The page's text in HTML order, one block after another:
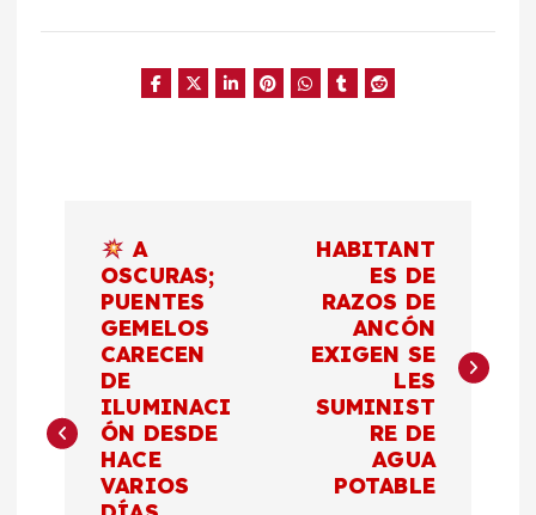
e
g
A
OSCURAS;
PUENTES
GEMELOS
CARECEN
DE
ILUMINACI
ÓN DESDE
HACE
VARIOS
HABITANT
ES DE
RAZOS DE
ANCÓN
EXIGEN SE
LES
SUMINIST
RE DE
AGUA
POTABLE